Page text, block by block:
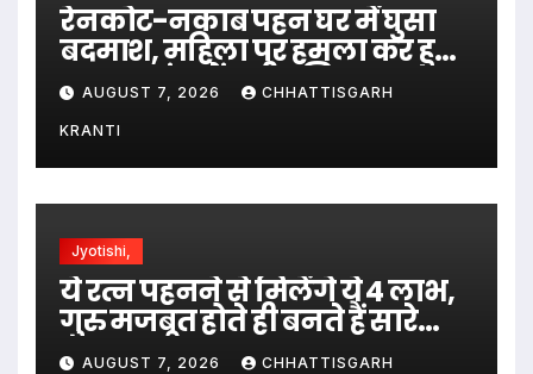
रेनकोट-नकाब पहन घर में घुसा
बदमाश, महिला पर हमला कर हुआ
फरार; जांच में जुटी पुलिस…
AUGUST 7, 2026 CHHATTISGARH
KRANTI
Jyotishi,
ये रत्न पहनने से मिलेंगे ये 4 लाभ,
गुरु मजबूत होते ही बनते हैं सारे
काम…
AUGUST 7, 2026 CHHATTISGARH